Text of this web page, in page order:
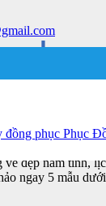
đẹp nam
ngay 5 mẫu